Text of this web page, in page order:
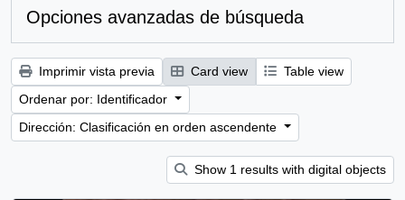
Opciones avanzadas de búsqueda
Imprimir vista previa Card view
Table view
Ordenar por: Identificador
Dirección: Clasificación en orden ascendente
Show 1 results with digital objects